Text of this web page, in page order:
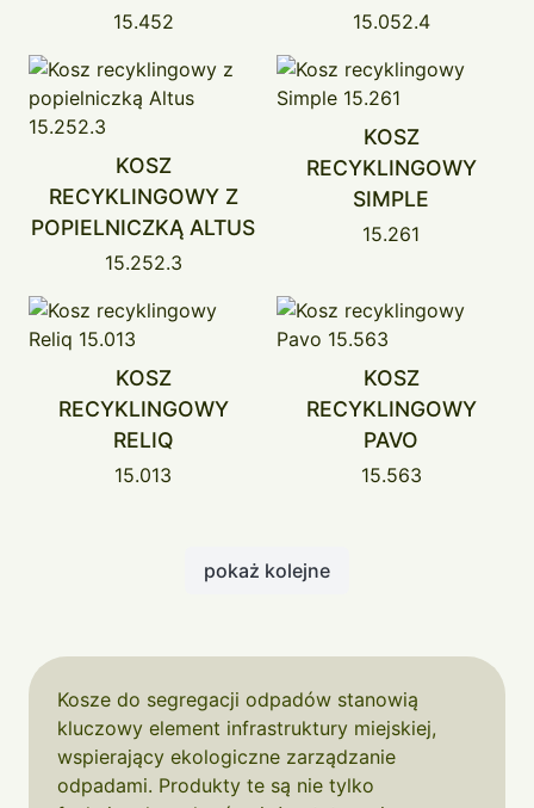
15.452 15.052.4
KOSZ
RECYKLINGOWY Z
POPIELNICZKĄ ALTUS
15.252.3
KOSZ
RECYKLINGOWY
SIMPLE
15.261
KOSZ
RECYKLINGOWY
RELIQ
15.013
KOSZ
RECYKLINGOWY
PAVO
15.563
pokaż kolejne
Kosze do segregacji odpadów stanowią
kluczowy element infrastruktury miejskiej,
wspierający ekologiczne zarządzanie
odpadami. Produkty te są nie tylko